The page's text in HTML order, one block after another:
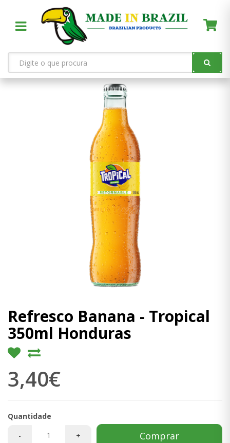
Refresco Banana - Tropical
350ml Honduras
3,40€
Quantidade
-
+ Comprar